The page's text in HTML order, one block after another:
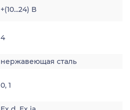
+(10...24) В
4
нержавеющая сталь
0, 1